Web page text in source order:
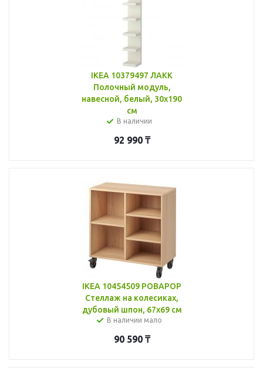
IKEA 10379497 ЛАКК
Полочный модуль,
навесной, белый, 30x190
см
В наличии
92 990₸
IKEA 10454509 РОВАРОР
Стеллаж на колесиках,
дубовый шпон, 67x69 см
В наличии мало
90 590₸